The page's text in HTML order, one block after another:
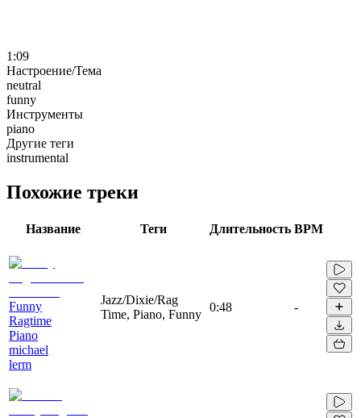
1:09
Настроение/Тема
neutral
funny
Инструменты
piano
Другие теги
instrumental
Похожие треки
Название Теги Длительность BPM
Funny
Ragtime
Piano
michael
lerm
Jazz/Dixie/Rag
Time, Piano, Funny
0:48 -